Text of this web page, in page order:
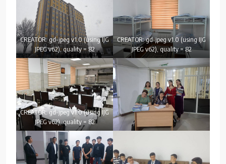
CREATOR: gd-jpeg v1.0 (using IJG
JPEG v62), quality = 82
CREATOR: gd-jpeg v1.0 (using IJG
JPEG v62), quality = 82
CREATOR: gd-jpeg v1.0 (using IJG
JPEG v62), quality = 82